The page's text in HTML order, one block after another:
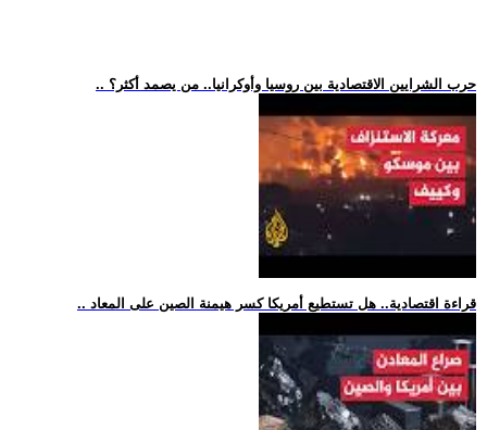
.. حرب الشرايين الاقتصادية بين روسيا وأوكرانيا.. من يصمد أكثر؟
.. قراءة اقتصادية.. هل تستطيع أمريكا كسر هيمنة الصين على المعاد